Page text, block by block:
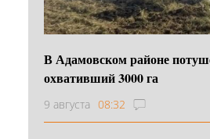
В Адамовском районе
охвативший 3000 га
9 августа 08:32